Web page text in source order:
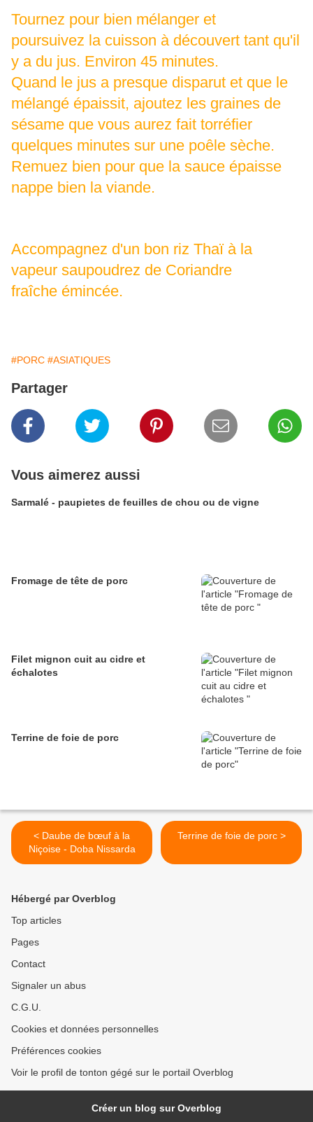
Tournez pour bien mélanger et
poursuivez la cuisson à découvert tant qu'il
y a du jus. Environ 45 minutes.
Quand le jus a presque disparut et que le
mélangé épaissit, ajoutez les graines de
sésame que vous aurez fait torréfier
quelques minutes sur une poêle sèche.
Remuez bien pour que la sauce épaisse
nappe bien la viande.
Accompagnez d'un bon riz Thaï à la
vapeur saupoudrez de Coriandre
fraîche émincée.
#PORC #ASIATIQUES
Partager
Vous aimerez aussi
Sarmalé - paupietes de feuilles de chou ou de vigne
Fromage de tête de porc
Filet mignon cuit au cidre et
échalotes
Terrine de foie de porc
< Daube de bœuf à la
Niçoise - Doba Nissarda
Terrine de foie de porc >
Hébergé par Overblog
Top articles
Pages
Contact
Signaler un abus
C.G.U.
Cookies et données personnelles
Préférences cookies
Voir le profil de tonton gégé sur le portail Overblog
Créer un blog sur Overblog